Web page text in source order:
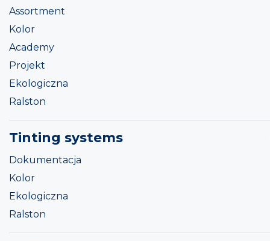
Assortment
Kolor
Academy
Projekt
Ekologiczna
Ralston
Tinting systems
Dokumentacja
Kolor
Ekologiczna
Ralston